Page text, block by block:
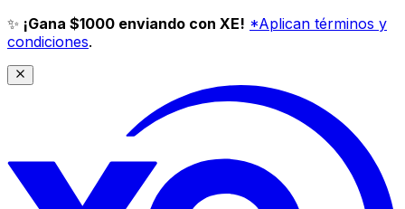
✨ ¡Gana $1000 enviando con XE! *Aplican términos y
condiciones.